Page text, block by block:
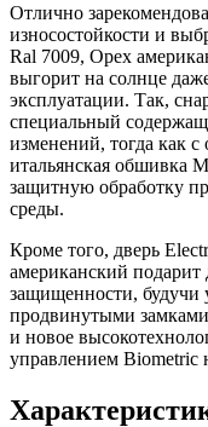
Отлично
износостойкости и
Ral 7009, Орех
выгорит на солнце
эксплуатации. Так,
специальный
изменений, тогда как с
итальянская
защитную обработку
среды.
Кроме того, дверь
американский
защищенности, будучи
продвинутыми
и новое
управлением Biometric